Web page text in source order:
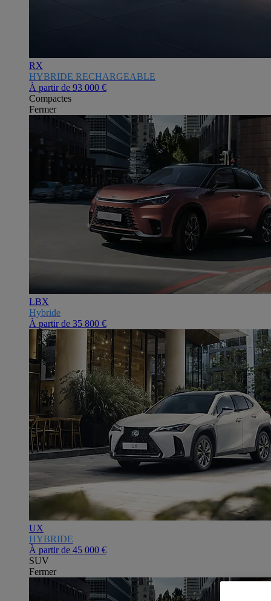
RX
HYBRIDE RECHARGEABLE
À partir de 93 000 €
Compactes
Fermer
LBX
Hybride
À partir de 35 800 €
UX
HYBRIDE
À partir de 45 000 €
SUV
Fermer